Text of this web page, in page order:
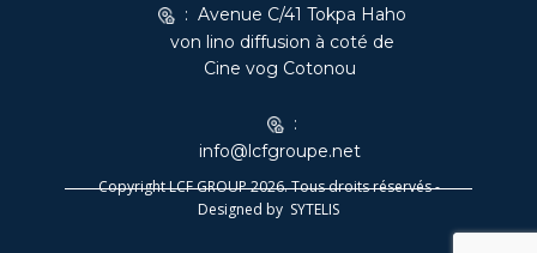
: Avenue C​/41 Tokpa Haho
von lino diffusion à coté de
Cine vog Cotonou
:
info@lcfgroupe.net
Copyright LCF GROUP 2026. Tous droits réservés -
Designed by SYTELIS